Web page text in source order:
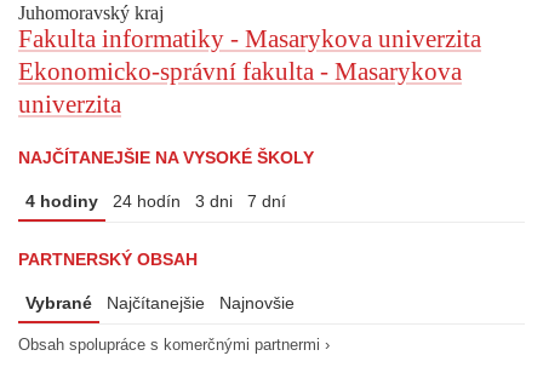
Juhomoravský kraj
Fakulta informatiky - Masarykova univerzita
Ekonomicko-správní fakulta - Masarykova
univerzita
NAJČÍTANEJŠIE NA VYSOKÉ ŠKOLY
4 hodiny 24 hodín 3 dni 7 dní
PARTNERSKÝ OBSAH
Vybrané Najčítanejšie Najnovšie
Obsah spolupráce s komerčnými partnermi ›